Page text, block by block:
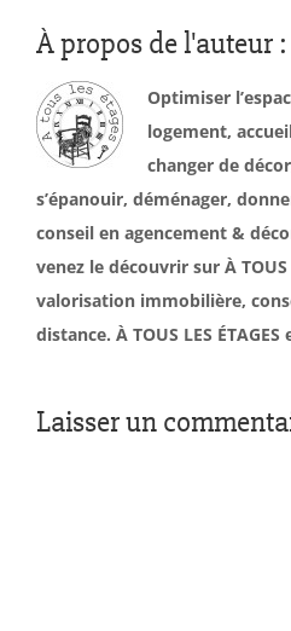
À propos de l'auteur :
Optimiser
logement,
changer de
s’épanouir, déménager,
conseil en agencement &
venez le découvrir sur À TOUS
valorisation immobilière,
distance. À TOUS LES
Laisser un